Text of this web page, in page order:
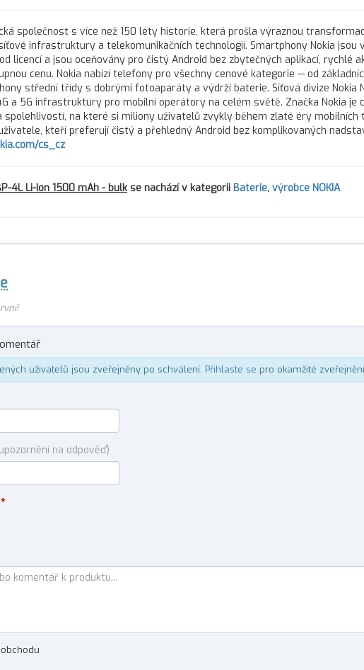
společnost s více než 150 lety historie, která prošla výraznou
infrastruktury a telekomunikačních technologií. Smartphony Nokia jsou
licencí a jsou oceňovány pro čistý Android bez zbytečných aplikací, rychlé
cenu. Nokia nabízí telefony pro všechny cenové kategorie — od
střední třídy s dobrými fotoaparáty a výdrží baterie. Síťová divize Nokia
a 5G infrastruktury pro mobilní operátory na celém světě. Značka Nokia je
spolehlivostí, na které si miliony uživatelů zvykly během zlaté éry mobilních
kteří preferují čistý a přehledný Android bez komplikovaných
cs_cz
4L Li-Ion 1500 mAh - bulkse nachází v kategorii Baterie, výrobce NOKIA
uživatelů jsou zveřejněny po schválení. Přihlaste se pro okamžité
na odpověď)
*